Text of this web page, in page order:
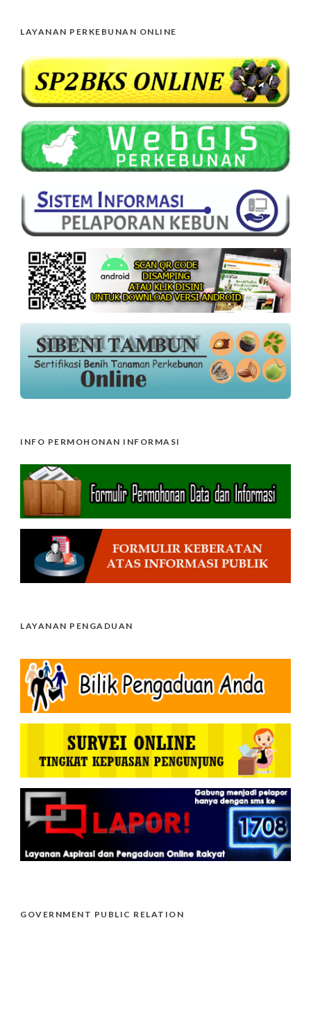
LAYANAN PERKEBUNAN ONLINE
INFO PERMOHONAN INFORMASI
LAYANAN PENGADUAN
GOVERNMENT PUBLIC RELATION